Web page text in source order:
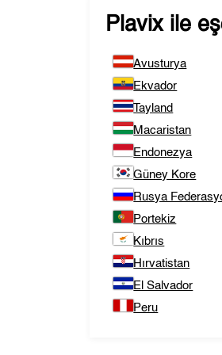
Plavixile
Avusturya
Ekvador
Tayland
Macaristan
Endonezya
Güney Kore
Rusya
Portekiz
Kıbrıs
Hırvatistan
El Salvador
Peru